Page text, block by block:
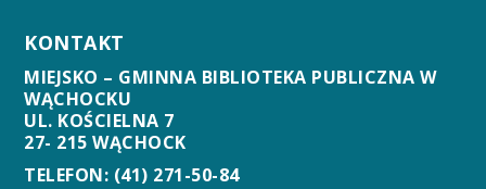
KONTAKT
MIEJSKO – GMINNA BIBLIOTEKA PUBLICZNA W
WĄCHOCKU
UL. KOŚCIELNA 7
27- 215 WĄCHOCK
TELEFON: (41) 271-50-84